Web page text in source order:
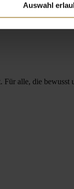
Auswahl
alle, die bewusst